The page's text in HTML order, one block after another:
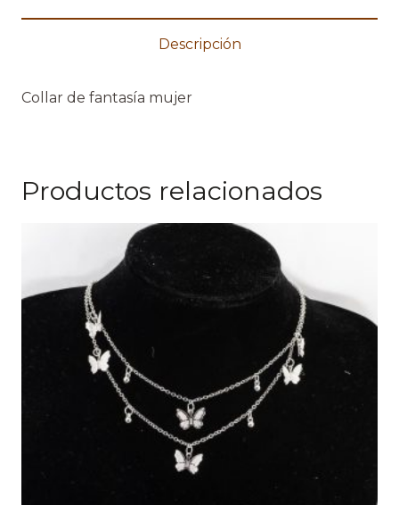
Descripción
Collar de fantasía mujer
Productos relacionados